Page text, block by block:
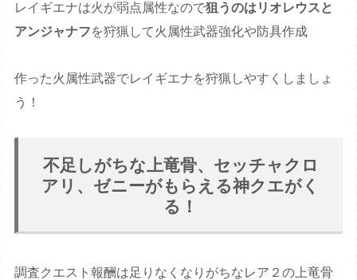
レイギエナは火が弱点属性なので狙うのはリオレウスと
アンジャナフを狩猟して火属性武器強化や防具作成
作った火属性武器でレイギエナを狩猟しやすくしましょ
う！
不足しがちな上竜骨、セッチャクロ
アリ、ゼニーがもらえる神クエがく
る！
調査クエスト報酬は足りなくなりがちなレア２の上竜骨